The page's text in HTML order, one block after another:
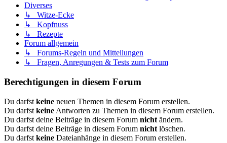
Diverses
↳ Witze-Ecke
↳ Kopfnuss
↳ Rezepte
Forum allgemein
↳ Forums-Regeln und Mitteilungen
↳ Fragen, Anregungen & Tests zum Forum
Berechtigungen in diesem Forum
Du darfst keine neuen Themen in diesem Forum erstellen.
Du darfst keine Antworten zu Themen in diesem Forum erstellen.
Du darfst deine Beiträge in diesem Forum nicht ändern.
Du darfst deine Beiträge in diesem Forum nicht löschen.
Du darfst keine Dateianhänge in diesem Forum erstellen.